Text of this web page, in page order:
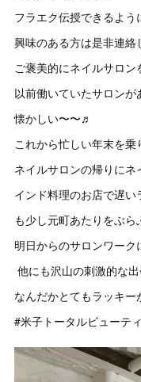
フラエク伝授できるよう
興味のある方は是非連
ご褒美的にネイルサロン
以前働いていたサロン
懐かしい〜〜♬
これから忙しい年末を乗
ネイルサロンの帰りに
インド料理のお店で遅い
も少し元町あたりをぶら
明日からのサロンワーク
他にも沢山の刺激的な
なんだかとてもラッキー
#米子トータルビューテ